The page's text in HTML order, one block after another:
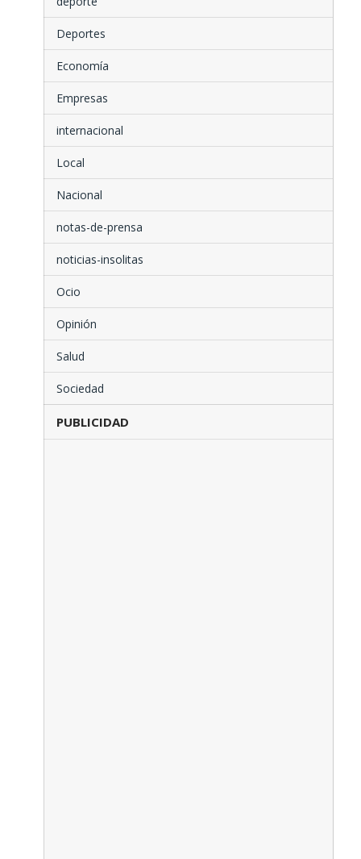
Deportes
Economía
Empresas
internacional
Local
Nacional
notas-de-prensa
noticias-insolitas
Ocio
Opinión
Salud
Sociedad
PUBLICIDAD